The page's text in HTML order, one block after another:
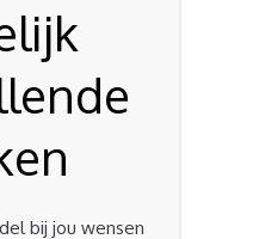
bij jou wensen